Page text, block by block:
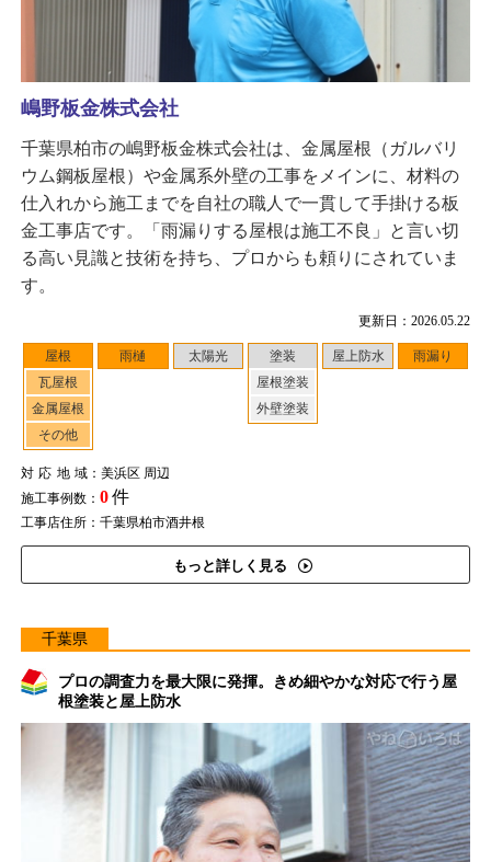
更新日：2026.05.22
屋根
瓦屋根
金属屋根
その他
雨樋 太陽光
塗装
屋根塗装
外壁塗装
屋上防水 雨漏り
対応地域：美浜区 周辺
施工事例数： 0件
工事店住所：千葉県柏市酒井根
もっと詳しく見る
嶋野板金株式会社
千葉県柏市の嶋野板金株式会社は、金属屋根（ガルバリ
ウム鋼板屋根）や金属系外壁の工事をメインに、材料の
仕入れから施工までを自社の職人で一貫して手掛ける板
金工事店です。「雨漏りする屋根は施工不良」と言い切
る高い見識と技術を持ち、プロからも頼りにされていま
す。
千葉県
プロの調査力を最大限に発揮。きめ細やかな対応で行う屋
根塗装と屋上防水